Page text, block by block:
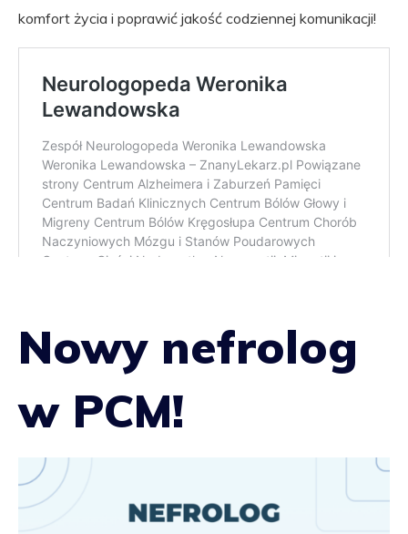
komfort życia i poprawić jakość codziennej komunikacji!
Nowy nefrolog
w PCM!